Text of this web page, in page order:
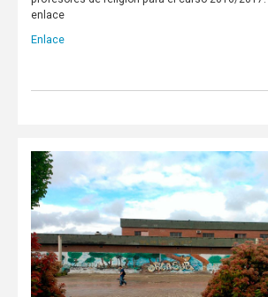
enlace
Enlace